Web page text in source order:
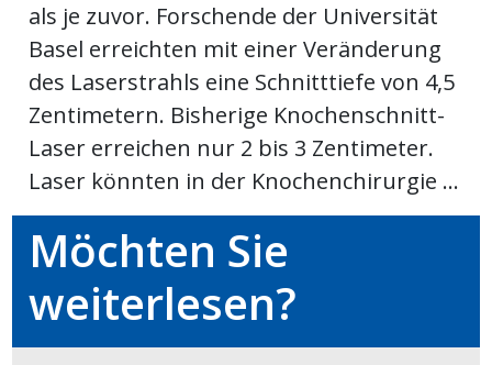
E-
App
Fussball
als je zuvor. Forschende der Universität
Basel erreichten mit einer Veränderung
des Laserstrahls eine Schnitttiefe von 4,5
Zentimetern. Bisherige Knochenschnitt-
Laser erreichen nur 2 bis 3 Zentimeter.
Laser könnten in der Knochenchirurgie ...
Möchten Sie
weiterlesen?